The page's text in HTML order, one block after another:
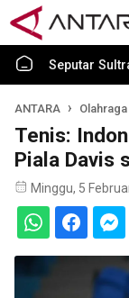
Seputar
ANTARA Olahraga
Tenis:
Piala Davis
Minggu, 5